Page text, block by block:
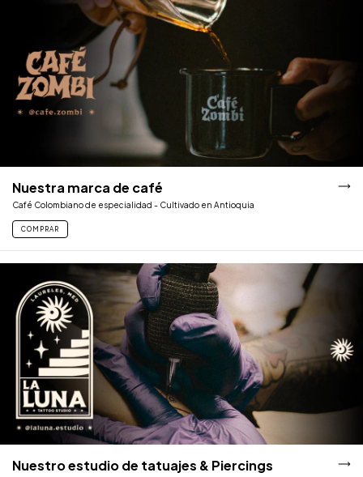
Nuestra marca de café
Café Colombiano de especialidad - Cultivado en Antioquia
COMPRAR
Nuestro estudio de tatuajes & Piercings